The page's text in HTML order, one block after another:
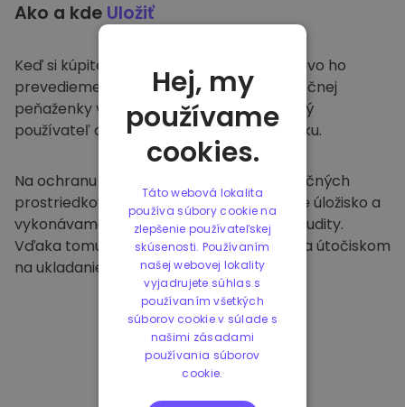
Ako a kde Uložiť
Keď si kúpite na Kriptomat
, bezproblémovo ho
prevedieme do vašej vyhradenej a bezpečnej
peňaženky v rámci našej platformy. Každý
používateľ dostane individuálnu peňaženku.
Na ochranu našich zákazníkov a ich finančných
prostriedkov ponúkame bezpečné offline úložisko a
vykonávame pravidelné bezpečnostné audity.
Vďaka tomuto prístupu je naša platforma útočiskom
na ukladanie a iných kryptomien.
Hej, my
používame
cookies.
Táto webová lokalita
používa súbory cookie na
zlepšenie používateľskej
skúsenosti. Používaním
našej webovej lokality
vyjadrujete súhlas s
používaním všetkých
súborov cookie v súlade s
našimi zásadami
používania súborov
cookie.